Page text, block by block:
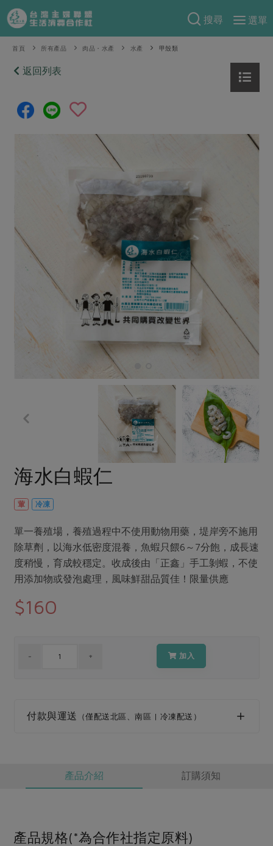
搜尋
選單
產品分類
當季蔬果
芽苗類
辛香料類
乳製品
米麵雜糧
肉品・水產
畜產肉類 水產
調理食材・點心
調味醬料/南北貨
休閒零嘴 沖泡飲品
個人清潔
家庭清潔
日用品
最新產品
優惠專區
素食專區
食譜料理
食材
蔬食
蛋料理
醬料
主題食譜
養身食補
節慶大餐
高麗菜海鮮煎餅
特別企畫
預購活動
把最好的台灣味帶回家！
防災用品預購圓滿結束
2026年端午節預購圓滿結束
當季產品
傳到心坎裡，誠心又澎派
合作25-經典快閃最後一週
合作25-精選產品第四彈
更多當季產品
主婦聯盟X樂齡網特約優惠案
2024農業發展計畫年度報告
更多議題活動
傳到心坎裡，誠心又澎派
一籃菜真心話
合作聯合國
產品故事 生活提案
樂齡生活 親子食育
廚房瑜伽
減硝酸鹽
支持本土農糧
廢核運動 能源議題
減塑減廢
公益金 食農教育
生活者e週報
綠主張月刊
典藏閱覽室
合作社組織
員工與求才
自主把關
檢驗報告
社員權益
選舉專區
最新消息
媒體報導
下載專區
地區活動
活動報下載
首頁 所有產品 肉品・水產 水產 甲殼類
返回列表
海水白蝦仁
葷 冷凍
單一養殖場，養殖過程中不使用動物用藥，堤岸旁不施用
除草劑，以海水低密度混養，魚蝦只餵6～7分飽，成長速
度稍慢，育成較穩定。收成後由「正鑫」手工剝蝦，不使
用添加物或發泡處理，風味鮮甜品質佳！限量供應
$160
加入
付款與運送 （僅配送北區、南區 | 冷凍配送）
產品介紹 訂購須知
產品規格(*為合作社指定原料)